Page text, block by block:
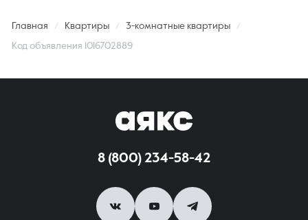
Главная Квартиры 3-комнатные квартиры
Код объявления 1016702889
8 (800) 234-58-42